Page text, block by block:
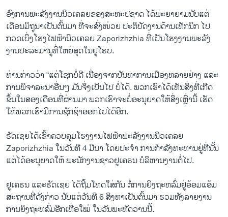
​ອົງ​ການ​ພະ​ລັງ​ງານ​ນິວ​ເຄ​ລຍຂອງສະ​ຫະ​ປ​ຊາ​ດ ​ໄດ້​ພະ​ຍາ​ຍາມ​ນັບ​ແຕ່​
ເດືອນມິ​ຖຸ​ນາ​ເປັນ​ຕົ້ນ​ມາ ທີ່​ຈະ​ສົ່ງ​ໜ່ວຍ​ ປະ​ຕິ​ບັດ​ງານ​ດ້າ​ນ​ເທັກ​ນິກ ​ໄປ
ກວດ​ເບິ່ງໂຮງ​ໄຟ​ຟ້າ​ນິວ​ເຄ​ລຍ Zaporizhzhia ທີ່​ເປັນ​ໂຮງ​ງານ​ພະ​ລັງ​
ງານ​ປະ​ລະ​ມາ​ນູ​ທີ່​ໃຫຍ່​ສຸດ​ໃນ​ຢູ​ໂຣບ.
ທ່ານ​ກ່າວ​ວ່າ “ແຕ່​ໂຊກ​ບໍ່​ດີ ເນື່ອງ​ຈາກ​ບັນ​ຫາ​ການ​ເມືອງຫລາຍ​ຢ່າງ ​ແລະ​
ການ​ພິ​ຈາ​ລະ​ນາ​ອື່ນໆ ມັນຈຶ່ງເປັນ​ໄປ​ ບໍ່​ໄດ້. ​ພວກ​ເຮົາ​ໄດ້​ເຫັນ​ສິ່ງ​ທີ່ເກີດ​
ຂຶ້ນ​ໃນ​ສອງ​ເດືອນ​ທີ່​ຜ່ານ​ມາ​ ພວກ​ເຮົາ​ຈະ​ບໍ່ອະ​ນຸ​ຍາດ​ໃຫ້ສິ່ງ​ເຫຼົ່າ​ນີ້ ​ເຮັດ​
ໃຫ້ພວກ​ເຮົາມີ​ການ​ຊັກ​ຊ້າ​ອອກໄປ​ໄດ້​ອີກ.
ຣັດ​ເຊຍ​ໄດ້​ເຂົ້າ​ຄວບ​ຄຸມໂຮງ​ງານ​ໄຟ​ຟ້າພະ​ລັງ​ງານ​ນິວ​ເຄ​ລຍ
Zaporizhzhia ໃນ​ວັນ​ທີ 4 ມີ​ນາ ໂດຍ​ປະ​ຈຳ ​ການກຳ​ລັງ​ທະ​ຫານ​ຢູ່​ທີ່​ນັ້ນ ​
ແຕ່ໄດ້ອະ​ນຸ​ຍາດ​ໃຫ້ ​ພະ​ນັກ​ງານ​ຊາວ​ຢູ​ເຄຣນ ບໍ​ລິ​ຫານງານ​ຕໍ່​ໄປ.
​ຢູ​ເຄ​ຣນ ແລະ​ຣັດ​ເຊຍ ໄດ້​ຖີ້ມ​ໂທດ​ໃສ່​ກັນ ຕໍ່​ການ​ຍິງຖະ​ຫລົ່ມ​ຢູ່​ອ້ອມ​ແອ້ມ​
ສະ​ຖານ​ທີ່​ດັ່ງ​ກ່າວ ນັບ​ແຕ່​ວັນ​ທີ 6 ສິງ​ຫາ​ເປັນ​ຕົ້ນ​ມາ ​ຮວມ​ທັງ​ລ​າຍງານ
ການ​ຍິງ​ຖະ​ຫລົ່ມ​ອີກ​ເທື່ອ​ໃໝ່ ​ໃນ​ວັນ​ພະ​ຫັດ​ວານ​ນີ້.